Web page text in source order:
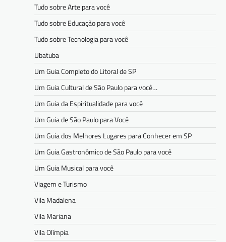
Tudo sobre Arte para você
Tudo sobre Educação para você
Tudo sobre Tecnologia para você
Ubatuba
Um Guia Completo do Litoral de SP
Um Guia Cultural de São Paulo para você…
Um Guia da Espiritualidade para você
Um Guia de São Paulo para Você
Um Guia dos Melhores Lugares para Conhecer em SP
Um Guia Gastronômico de São Paulo para você
Um Guia Musical para você
Viagem e Turismo
Vila Madalena
Vila Mariana
Vila Olímpia